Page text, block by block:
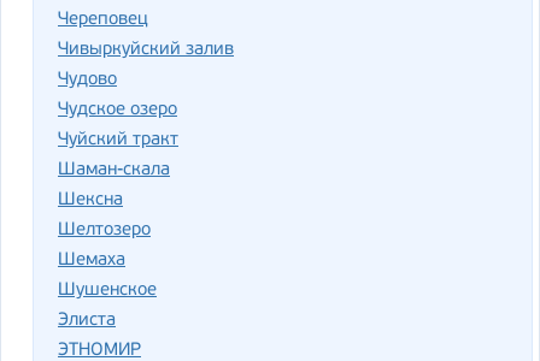
Череповец
Чивыркуйский залив
Чудово
Чудское озеро
Чуйский тракт
Шаман-скала
Шексна
Шелтозеро
Шемаха
Шушенское
Элиста
ЭТНОМИР